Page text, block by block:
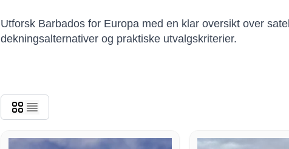
Utforsk Barbados for Europa med en klar oversikt over
dekningsalternativer og praktiske utvalgskriterier.